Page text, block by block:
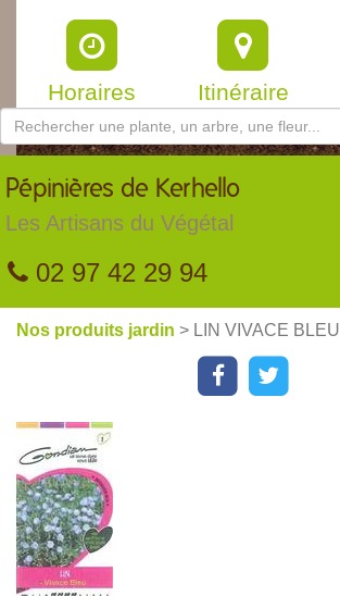
Horaires Itinéraire
Pépinières de Kerhello
Les Artisans du Végétal
02 97 42 29 94
Nos produits jardin > LIN VIVACE BLEU